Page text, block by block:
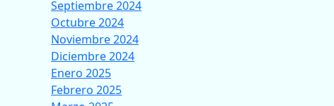
Septiembre 2024
Octubre 2024
Noviembre 2024
Diciembre 2024
Enero 2025
Febrero 2025